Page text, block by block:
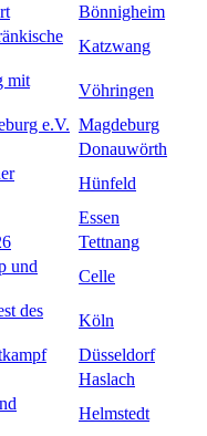
Bönnigheim
Katzwang
mit
Vöhringen
e.V. Magdeburg
Donauwörth
Hünfeld
Essen
Tettnang
und
Celle
des
Köln
Düsseldorf
Haslach
Helmstedt